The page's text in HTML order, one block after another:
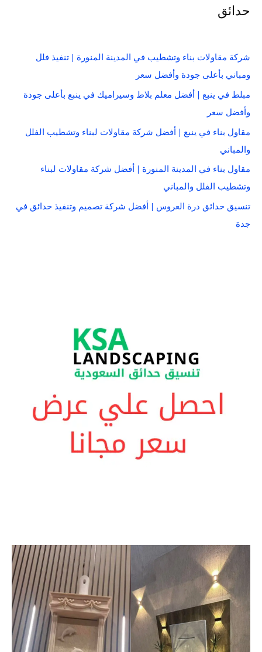
حدائق
شركة مقاولات بناء وتشطيب في المدينة المنورة | تنفيذ فلل
ومباني بأعلى جودة وأفضل سعر
مبلط في ينبع | أفضل معلم بلاط وسيراميك في ينبع بأعلى جودة
وأفضل سعر
مقاول بناء في ينبع | أفضل شركة مقاولات لبناء وتشطيب الفلل
والمباني
مقاول بناء في المدينة المنورة | أفضل شركة مقاولات لبناء
وتشطيب الفلل والمباني
تنسيق حدائق درة العروس | أفضل شركة تصميم وتنفيذ حدائق في
جدة